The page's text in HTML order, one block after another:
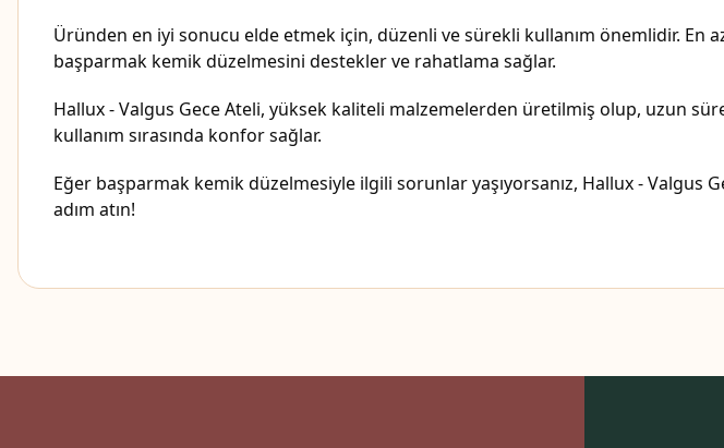
Üründen en iyi sonucu elde etmek için, düzenli ve sürekli kullanım önemlidir. En
başparmak kemik düzelmesini destekler ve rahatlama sağlar.
Hallux - Valgus Gece Ateli, yüksek kaliteli malzemelerden üretilmiş olup, uzun
kullanım sırasında konfor sağlar.
Eğer başparmak kemik düzelmesiyle ilgili sorunlar yaşıyorsanız, Hallux -
adım atın!
Bu ürüne ilk